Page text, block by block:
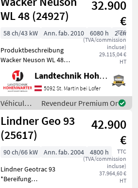
Fahr
WL 48 (24927)
32.900
€
TTC
(TVA/commission
incluse)
29.115,04 €
HT
58 ch/43 kW Ann. fab. 2010 6080 h
2 cm
Produktbeschreibung
Wacker Neuson WL 48
Hoflader Ich freue mich,
Ihnen im
Maschinenzentrum St.
Martin den Wacker Neuson
WL 48 Hoflader ausführlich
vorzustellen und
Landtechnik Hohenwarter GmbH
5092 St. Martin bei Lofer
Véhicules
agricoles
à moteur /
Wacker
Neuson
Revendeur Premium Or
Lindner Geo 93
(25617)
42.900
€
TTC
(TVA/commission
incluse)
37.964,60 €
HT
90 ch/66 kW Ann. fab. 2004
4800 h
Lindner Geotrac 93
*Bereifung